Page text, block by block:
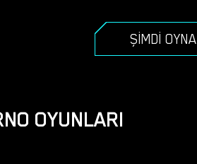
ŞIMDI OYNA
OYUNLARI